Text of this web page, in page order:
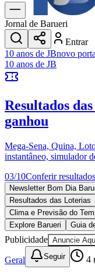
Dia a Dia & Lazer
Transportes
Gastronomia
Cinema & Shows
JogosNovo
Anuncie no Portal
Cadastrar
Divulgar Vagas
Política
Esportes
Saúde
Segurança
Cultura
Meio Ambiente
Obras
Educação
Bairros de Barueri
Jornal de Barueri
Entrar
10 anos de JBnovo
10 anos de JB
Resultados
ganhou
Mega-Sena, Quina,
instantâneo, simulador
03/10Conferir resultados
Newsletter Bom Dia
Resultados das Loterias
Clima e Previsão do
Explore Barueri
Guia
Publicidade Anuncie
Geral Seguir 4